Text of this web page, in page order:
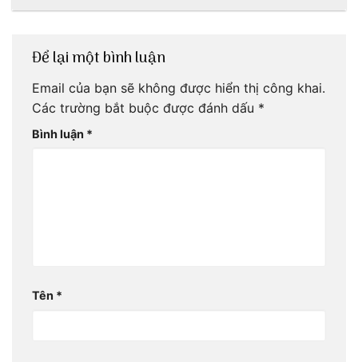
Để lại một bình luận
Email của bạn sẽ không được hiển thị công khai.
Các trường bắt buộc được đánh dấu *
Bình luận *
Tên *